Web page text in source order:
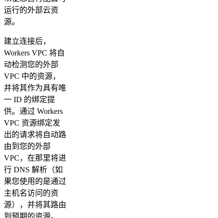
运行的外部云资
源。
建立连接后，
Workers VPC 将自
动检测您的外部
VPC 中的资源，
并将其作为具有唯
一 ID 的绑定提
供。通过 Workers
VPC 资源绑定发
出的请求将自动路
由到您的外部
VPC，在那里将进
行 DNS 解析（如
果您使用的是通过
主机名访问的资
源），并将其路由
到预期的资源。